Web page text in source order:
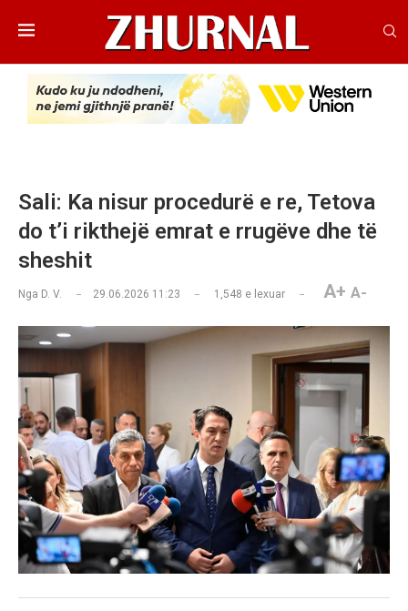
Sali: Ka nisur procedurë e re, Tetova
do t’i rikthejë emrat e rrugëve dhe të
sheshit
Nga D. V. 29.06.2026 11:23 1,548 e lexuar A+ A-